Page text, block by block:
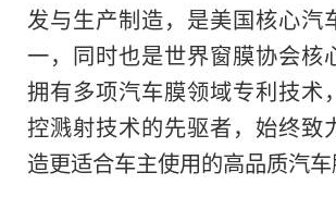
发与生产制造，是美国核心汽
一，同时也是世界窗膜协会核
拥有多项汽车膜领域专利技术
控溅射技术的先驱者，始终致
造更适合车主使用的高品质汽车